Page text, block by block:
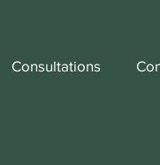
Consultations